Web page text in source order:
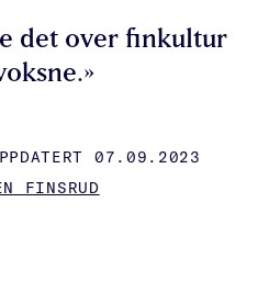
det over finkultur
07.09.2023
FINSRUD